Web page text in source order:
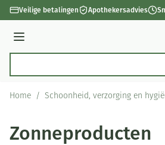
Ga naar de inhoud
Veilige betalingen Apothekersadvies
Menu
Home / Schoonheid, verzorging en
Zonneproducten